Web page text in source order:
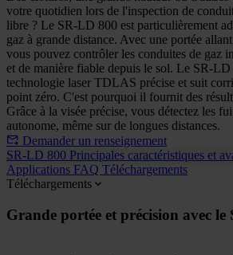
votre quotidien lors de l'inspection de
libre ? Le SR-LD 800 est particulièrement
gaz à grande distance. Avec une portée
vous pouvez contrôler les conduites de gaz
et de manière fiable depuis le sol. Le SR-
technologie laser TDLAS précise et suit
point zéro. C'est pourquoi il fournit des
Grâce à la visée précise, vous détectez les
autonome, même sur de longues distances.
Demander un renseignement
SR-LD 800 Principales caractéristiques et
Applications FAQ Téléchargements
Téléchargements
Grande portée et précision avec le